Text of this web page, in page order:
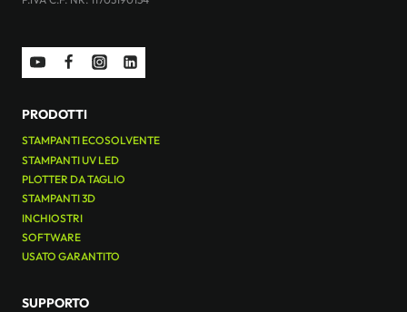
PRODOTTI
STAMPANTI ECOSOLVENTE
STAMPANTI UV LED
PLOTTER DA TAGLIO
STAMPANTI 3D
INCHIOSTRI
SOFTWARE
USATO GARANTITO
SUPPORTO